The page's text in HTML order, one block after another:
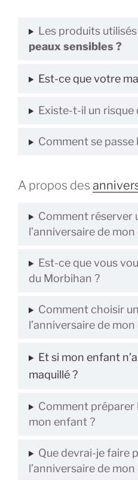
Les produits
peaux sensibles ?
Est-ce que votre
Existe-t-il un risque
Comment se passe
A propos des
Comment réserver
l’anniversaire de
Est-ce que vous
du Morbihan ?
Comment choisir
l’anniversaire de
Et si mon enfant
maquillé ?
Comment préparer
mon enfant ?
Que devrai-je faire
l’anniversaire de